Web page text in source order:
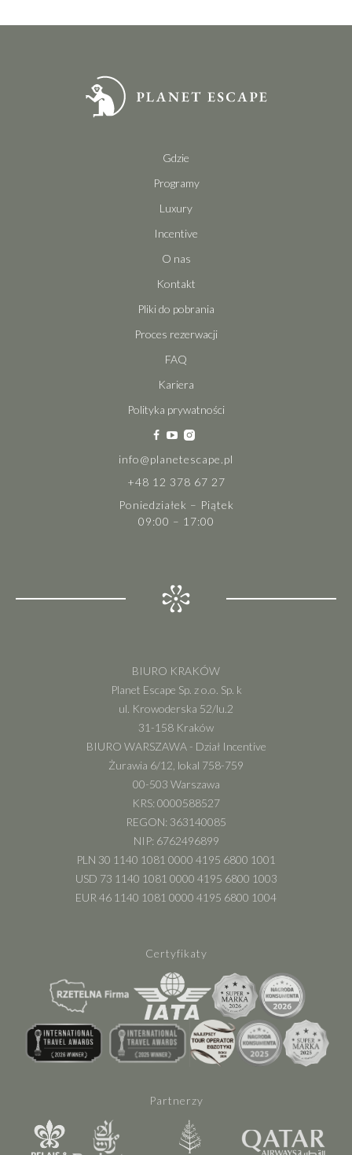
Gdzie
Programy
Luxury
Incentive
O nas
Kontakt
Pliki do pobrania
Proces rezerwacji
FAQ
Kariera
Polityka prywatności
info@planetescape.pl
+48 12 378 67 27
Poniedziałek – Piątek
09:00 – 17:00
BIURO KRAKÓW
Planet Escape Sp. z o.o. Sp. k
ul. Krowoderska 52/lu.2
31-158 Kraków
BIURO WARSZAWA - Dział Incentive
Żurawia 6/12, lokal 758-759
00-503 Warszawa
KRS: 0000588527
REGON: 363140085
NIP: 6762496899
PLN 30 1140 1081 0000 4195 6800 1001
USD 73 1140 1081 0000 4195 6800 1003
EUR 46 1140 1081 0000 4195 6800 1004
Certyfikaty
Partnerzy